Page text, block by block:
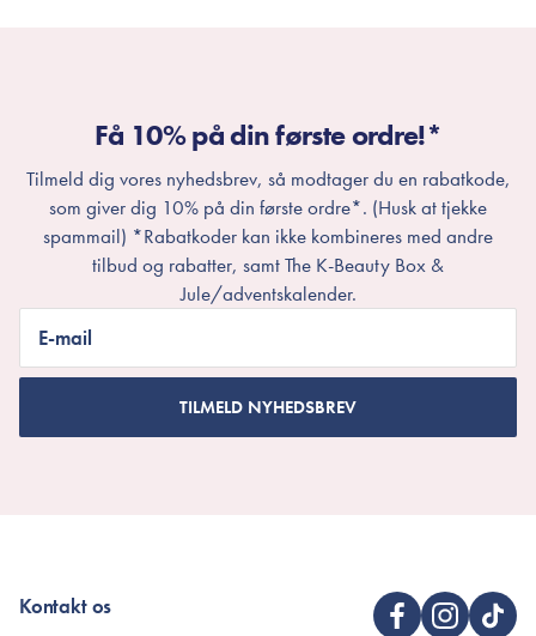
Få 10% på din første ordre!*
Tilmeld dig vores nyhedsbrev, så modtager du en rabatkode,
som giver dig 10% på din første ordre*. (Husk at tjekke
spammail) *Rabatkoder kan ikke kombineres med andre
tilbud og rabatter, samt The K-Beauty Box &
Jule/adventskalender.
E-mail
TILMELD NYHEDSBREV
Kontakt os